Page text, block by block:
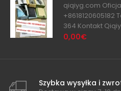
qiqiyg.com
364 Kontakt
0,00€
Szybka wysyłka i